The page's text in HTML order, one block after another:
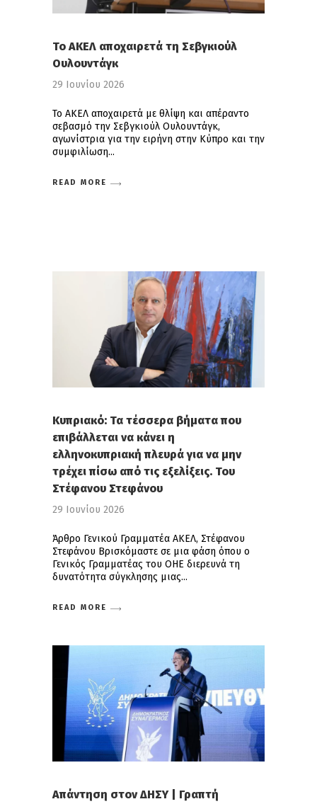
Το ΑΚΕΛ αποχαιρετά τη Σεβγκιούλ
Ουλουντάγκ
29 Ιουνίου 2026
Το ΑΚΕΛ αποχαιρετά με θλίψη και απέραντο
σεβασμό την Σεβγκιούλ Ουλουντάγκ,
αγωνίστρια για την ειρήνη στην Κύπρο και την
συμφιλίωση
READ MORE
Κυπριακό: Τα τέσσερα βήματα που
επιβάλλεται να κάνει η
ελληνοκυπριακή πλευρά για να μην
τρέχει πίσω από τις εξελίξεις. Του
Στέφανου Στεφάνου
29 Ιουνίου 2026
Άρθρο Γενικού Γραμματέα ΑΚΕΛ, Στέφανου
Στεφάνου Βρισκόμαστε σε μια φάση όπου ο
Γενικός Γραμματέας του ΟΗΕ διερευνά τη
δυνατότητα σύγκλησης μιας
READ MORE
Απάντηση στον ΔΗΣΥ | Γραπτή